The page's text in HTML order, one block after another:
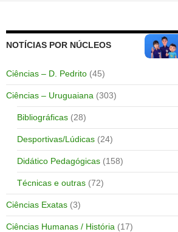
NOTÍCIAS POR NÚCLEOS
Ciências – D. Pedrito (45)
Ciências – Uruguaiana (303)
Bibliográficas (28)
Desportivas/Lúdicas (24)
Didático Pedagógicas (158)
Técnicas e outras (72)
Ciências Exatas (3)
Ciências Humanas / História (17)